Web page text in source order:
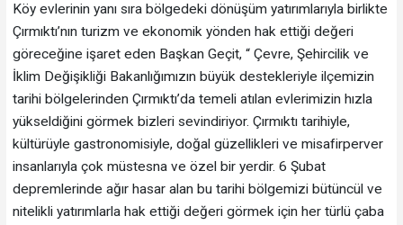
Köy evlerinin yanı sıra bölgedeki dönüşüm yatırımlarıyla birlikte
Çırmıktı’nın turizm ve ekonomik yönden hak ettiği değeri
göreceğine işaret eden Başkan Geçit, “ Çevre, Şehircilik ve
İklim Değişikliği Bakanlığımızın büyük destekleriyle ilçemizin
tarihi bölgelerinden Çırmıktı’da temeli atılan evlerimizin hızla
yükseldiğini görmek bizleri sevindiriyor. Çırmıktı tarihiyle,
kültürüyle gastronomisiyle, doğal güzellikleri ve misafirperver
insanlarıyla çok müstesna ve özel bir yerdir. 6 Şubat
depremlerinde ağır hasar alan bu tarihi bölgemizi bütüncül ve
nitelikli yatırımlarla hak ettiği değeri görmek için her türlü çaba